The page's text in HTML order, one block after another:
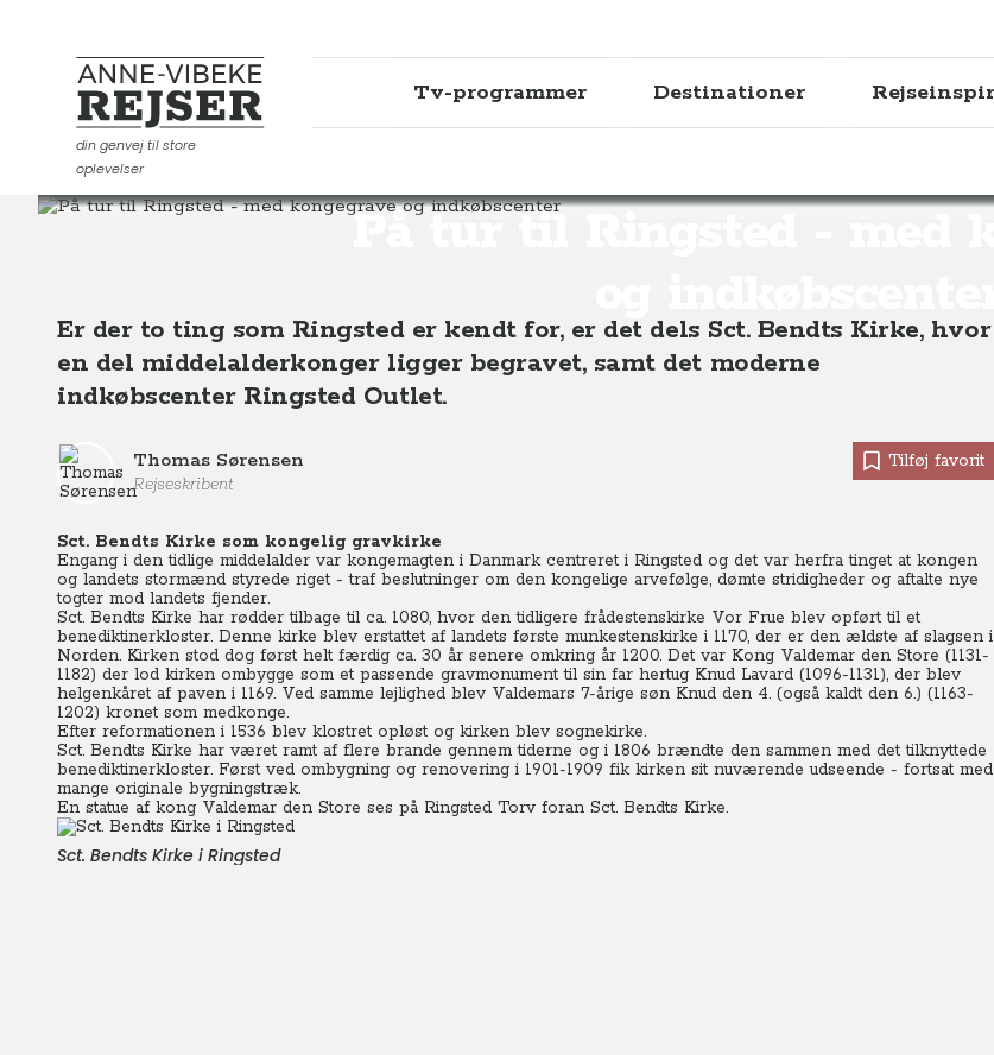
Anne-Vibeke Rejser
din genvej til store
oplevelser
Tv-programmer Destinationer
På tur til Ringsted - med
Destinationer
Er der to ting som Ringsted er kendt for, er det dels Sct. Bendts Kirke, hvor
en del middelalderkonger ligger begravet, samt det moderne
indkøbscenter Ringsted Outlet.
Thomas Sørensen
Rejseskribent
Tilføj favorit
Sct. Bendts Kirke som kongelig gravkirke
Engang i den tidlige middelalder var kongemagten i Danmark centreret i Ringsted og det var herfra tinget at kongen
og landets stormænd styrede riget - traf beslutninger om den kongelige arvefølge, dømte stridigheder og aftalte nye
togter mod landets fjender.
Sct. Bendts Kirke har rødder tilbage til ca. 1080, hvor den tidligere frådestenskirke Vor Frue blev opført til et
benediktinerkloster. Denne kirke blev erstattet af landets første munkestenskirke i 1170, der er den ældste af slagsen i
Norden. Kirken stod dog først helt færdig ca. 30 år senere omkring år 1200. Det var Kong Valdemar den Store (1131-
1182) der lod kirken ombygge som et passende gravmonument til sin far hertug Knud Lavard (1096-1131), der blev
helgenkåret af paven i 1169. Ved samme lejlighed blev Valdemars 7-årige søn Knud den 4. (også kaldt den 6.) (1163-
1202) kronet som medkonge.
Efter reformationen i 1536 blev klostret opløst og kirken blev sognekirke.
Sct. Bendts Kirke har været ramt af flere brande gennem tiderne og i 1806 brændte den sammen med det tilknyttede
benediktinerkloster. Først ved ombygning og renovering i 1901-1909 fik kirken sit nuværende udseende - fortsat med
mange originale bygningstræk.
En statue af kong Valdemar den Store ses på Ringsted Torv foran Sct. Bendts Kirke.
Sct. Bendts Kirke i Ringsted